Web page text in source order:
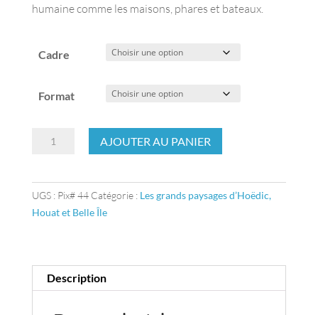
humaine comme les maisons, phares et bateaux.
Cadre
Format
quantité
de
pointe
de
AJOUTER AU PANIER
UGS : Pix# 44 Catégorie : Les grands paysages d’Hoëdic,
Houat et Belle Île
Description